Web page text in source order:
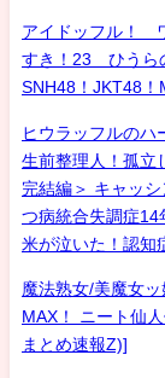
アイドッフル！
すき！23 ひうら
SNH48！JKT48！
ヒウラッフルのハ
生前整理人！孤立
完結編＞ キャッ
つ病統合失調症14
米が泣いた！認知
魔法熟女/美魔女
MAX！ ニート仙
まとめ速報Z)]